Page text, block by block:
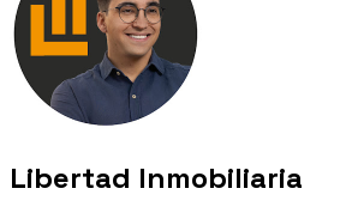
Libertad Inmobiliaria